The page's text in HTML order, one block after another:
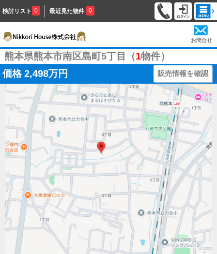
検討リスト 0 最近見た物件 0
お問合せ
熊本県熊本市南区島町5丁目（1物件）
価格 2,498万円 販売情報を確認